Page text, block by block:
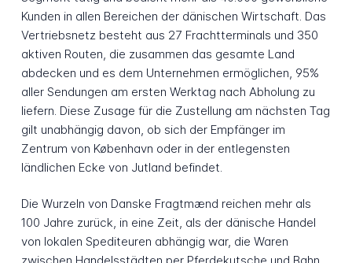
Kunden in allen Bereichen der dänischen Wirtschaft. Das
Vertriebsnetz besteht aus 27 Frachtterminals und 350
aktiven Routen, die zusammen das gesamte Land
abdecken und es dem Unternehmen ermöglichen, 95%
aller Sendungen am ersten Werktag nach Abholung zu
liefern. Diese Zusage für die Zustellung am nächsten Tag
gilt unabhängig davon, ob sich der Empfänger im
Zentrum von København oder in der entlegensten
ländlichen Ecke von Jutland befindet.
Die Wurzeln von Danske Fragtmænd reichen mehr als
100 Jahre zurück, in eine Zeit, als der dänische Handel
von lokalen Spediteuren abhängig war, die Waren